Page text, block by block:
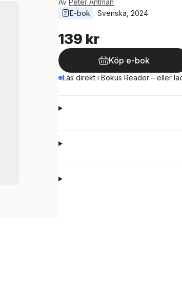
Av Peter Antman
E-bok
Svenska 2024
139 kr
Köp e-bok
Läs direkt i Bokus Reader – eller